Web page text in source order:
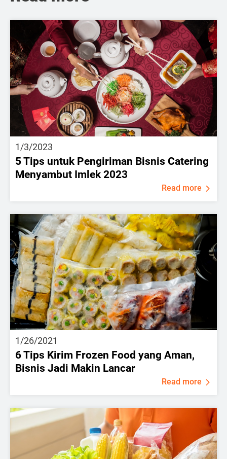
1/3/2023
5 Tips untuk Pengiriman Bisnis Catering
Menyambut Imlek 2023
Read more
1/26/2021
6 Tips Kirim Frozen Food yang Aman,
Bisnis Jadi Makin Lancar
Read more